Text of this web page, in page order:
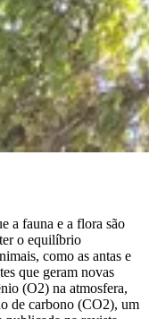
a fauna e a flora são
o equilíbrio
como as antas e
que geram novas
(O2) na atmosfera,
de carbono (CO2), um